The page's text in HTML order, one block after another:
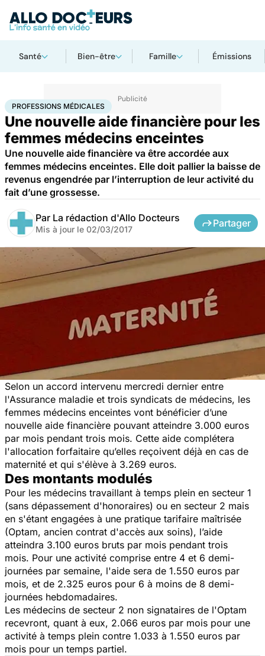
Santé Bien-être Famille Émissions
AccueilFamilleGrossesseProfessions médicales
PROFESSIONS MÉDICALES
Une nouvelle aide financière pour les
femmes médecins enceintes
Une nouvelle aide financière va être accordée aux
femmes médecins enceintes. Elle doit pallier la baisse de
revenus engendrée par l’interruption de leur activité du
fait d’une grossesse.
Par La rédaction d'Allo Docteurs
Mis à jour le 02/03/2017
Partager
Selon un accord intervenu mercredi dernier entre
l'Assurance maladie et trois syndicats de médecins, les
femmes médecins enceintes vont bénéficier d’une
nouvelle aide financière pouvant atteindre 3.000 euros
par mois pendant trois mois. Cette aide complétera
l'allocation forfaitaire qu’elles reçoivent déjà en cas de
maternité et qui s'élève à 3.269 euros.
Des montants modulés
Pour les médecins travaillant à temps plein en secteur 1
(sans dépassement d'honoraires) ou en secteur 2 mais
en s'étant engagées à une pratique tarifaire maîtrisée
(Optam, ancien contrat d'accès aux soins), l’aide
atteindra 3.100 euros bruts par mois pendant trois
mois. Pour une activité comprise entre 4 et 6 demi-
journées par semaine, l'aide sera de 1.550 euros par
mois, et de 2.325 euros pour 6 à moins de 8 demi-
journées hebdomadaires.
Les médecins de secteur 2 non signataires de l'Optam
recevront, quant à eux, 2.066 euros par mois pour une
activité à temps plein contre 1.033 à 1.550 euros par
mois pour un temps partiel.